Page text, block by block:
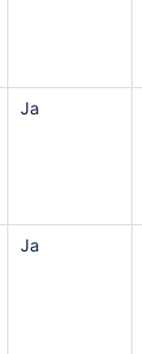
Ja
Ja